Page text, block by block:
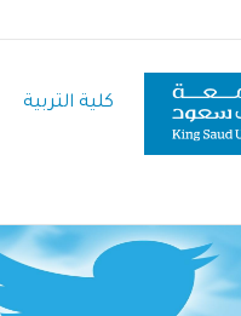
كلية التربية